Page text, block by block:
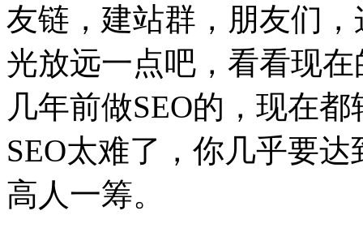
友链，建站群，朋友们
光放远一点吧，看看现
几年前做SEO的，现在
SEO太难了，你几乎要
高人一筹。